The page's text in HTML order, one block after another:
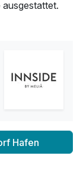
ausgestattet.
Hafen